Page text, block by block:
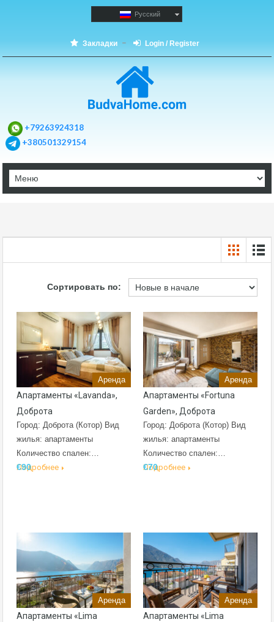
Русский
Закладки Login / Register
+79263924318
+380501329154
Сортировать по:
Аренда
Апартаменты «Lavanda»,
Доброта
Город: Доброта (Котор) Вид
жилья: апартаменты
Количество спален:…
Подробнее
€90
Аренда
Апартаменты «Fortuna
Garden», Доброта
Город: Доброта (Котор) Вид
жилья: апартаменты
Количество спален:…
Подробнее
€70
Аренда
Апартаменты «Lima
Аренда
Апартаменты «Lima